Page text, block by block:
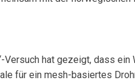
Versuch hat gezeigt, dass
für ein mesh-basiertes